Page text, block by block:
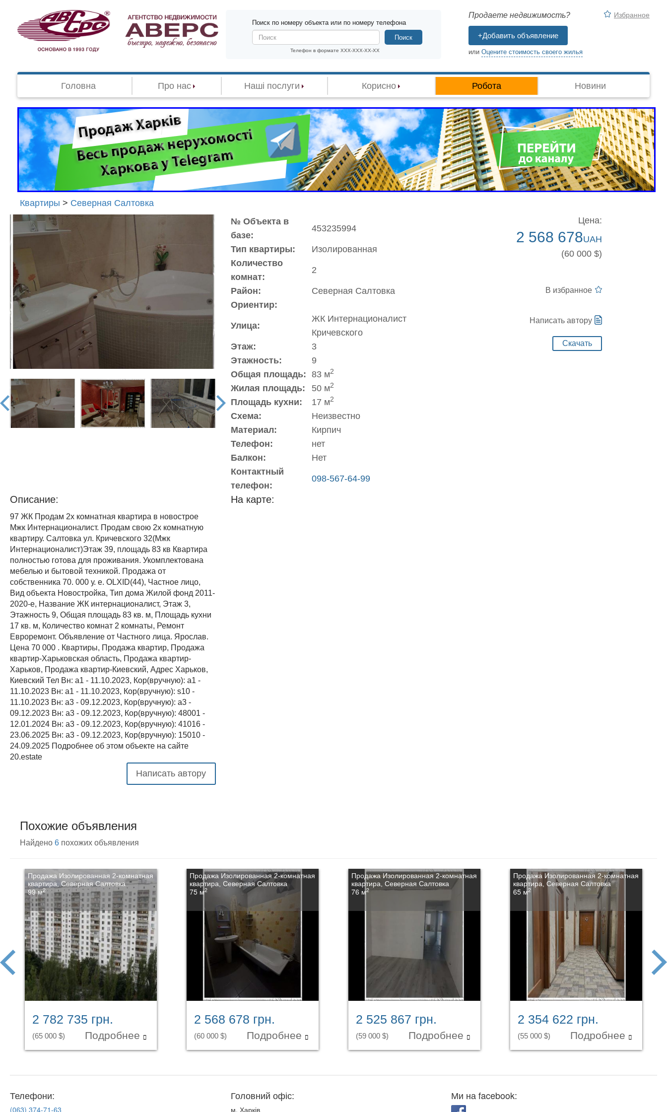
Поиск по номеру объекта или по номеру телефона
Телефон в формате XXX-XXX-XX-XX
Поиск
Продаете недвижимость?
+Добавить объявление
или Оцените стоимость своего жилья
Избранное
Головна Про нас Наші послуги Корисно Робота Новини
Квартиры > Северная Салтовка
Агенство
недвижимости
"Аверс"
prev
next
№ Объекта в
базе:
453235994
Тип квартиры:
Изолированная
Количество
комнат:
2
Район:
Северная Салтовка
Ориентир:
Улица:
ЖК Интернационалист
Кричевского
Этаж:
3
Этажность:
9
Общая площадь: 83 м2
Жилая площадь: 50 м2
Площадь кухни: 17 м2
Схема:
Неизвестно
Материал:
Кирпич
Телефон:
нет
Балкон:
Нет
Контактный
телефон:
098-567-64-99
Цена:
2 568 678UAH
(60 000 $)
В избранное
Написать автору
Скачать
Описание:
97 ЖК Продам 2х комнатная квартира в новострое
Мжк Интернационалист. Продам свою 2х комнатную
квартиру. Салтовка ул. Кричевского 32(Мжк
Интернационалист)Этаж 39, площадь 83 кв Квартира
полностью готова для проживания. Укомплектована
мебелью и бытовой техникой. Продажа от
собственника 70. 000 у. е. OLXID(44), Частное лицо,
Вид объекта Новостройка, Тип дома Жилой фонд 2011-
2020-е, Название ЖК интернационалист, Этаж 3,
Этажность 9, Общая площадь 83 кв. м, Площадь кухни
17 кв. м, Количество комнат 2 комнаты, Ремонт
Евроремонт. Объявление от Частного лица. Ярослав.
Цена 70 000 . Квартиры, Продажа квартир, Продажа
квартир-Харьковская область, Продажа квартир-
Харьков, Продажа квартир-Киевский, Адрес Харьков,
Киевский Тел Вн: a1 - 11.10.2023, Кор(вручную): a1 -
11.10.2023 Вн: a1 - 11.10.2023, Кор(вручную): s10 -
11.10.2023 Вн: a3 - 09.12.2023, Кор(вручную): a3 -
09.12.2023 Вн: a3 - 09.12.2023, Кор(вручную): 48001 -
12.01.2024 Вн: a3 - 09.12.2023, Кор(вручную): 41016 -
23.06.2025 Вн: a3 - 09.12.2023, Кор(вручную): 15010 -
24.09.2025 Подробнее об этом объекте на сайте
20.estate
Написать автору
На карте:
Похожие объявления
Найдено 6 похожих объявления
Продажа Изолированная 2-комнатная
квартира, Северная Салтовка
99 м2
2 782 735 грн.
(65 000 $) Подробнее
Продажа Изолированная 2-комнатная
квартира, Северная Салтовка
75 м2
2 568 678 грн.
(60 000 $) Подробнее
Продажа Изолированная 2-комнатная
квартира, Северная Салтовка
76 м2
2 525 867 грн.
(59 000 $) Подробнее
Продажа Изолированная 2-комнатная
квартира, Северная Салтовка
65 м2
2 354 622 грн.
(55 000 $) Подробнее
prev
next
Телефони:
(063) 374-71-63
Головний офіс:
м. Харків
Ми на facebook: